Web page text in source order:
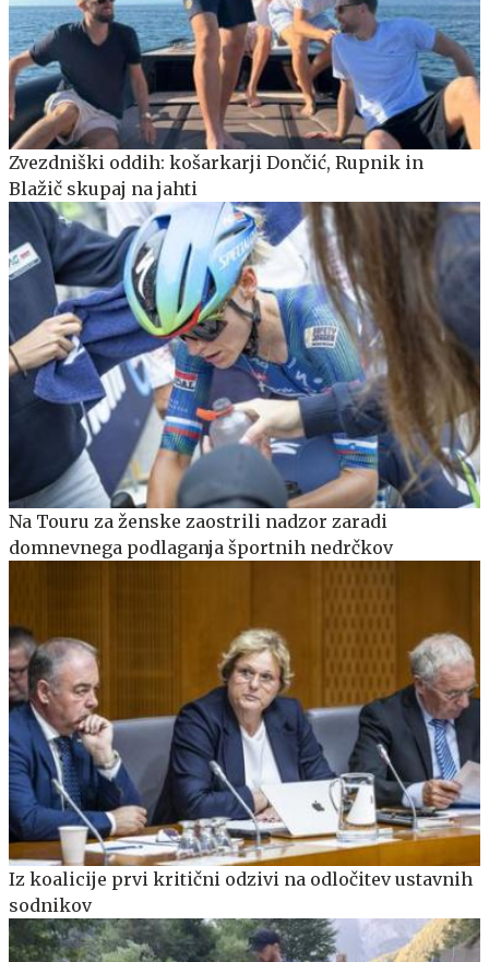
Zvezdniški oddih: košarkarji Dončić, Rupnik in
Blažič skupaj na jahti
Na Touru za ženske zaostrili nadzor zaradi
domnevnega podlaganja športnih nedrčkov
Iz koalicije prvi kritični odzivi na odločitev ustavnih
sodnikov